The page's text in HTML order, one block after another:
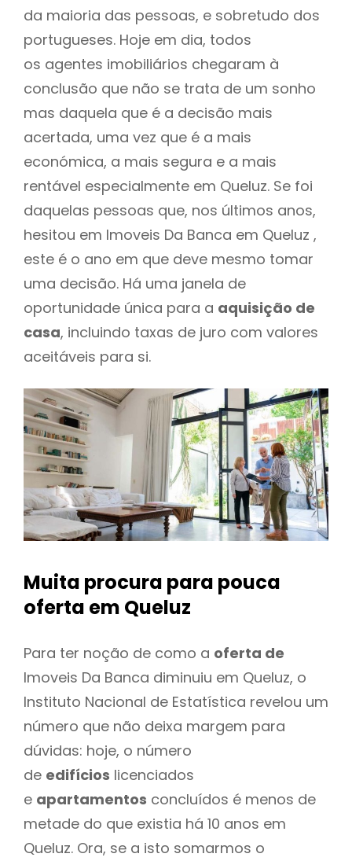
da maioria das pessoas, e sobretudo dos
portugueses. Hoje em dia, todos
os agentes imobiliários chegaram à
conclusão que não se trata de um sonho
mas daquela que é a decisão mais
acertada, uma vez que é a mais
económica, a mais segura e a mais
rentável especialmente em Queluz. Se foi
daquelas pessoas que, nos últimos anos,
hesitou em Imoveis Da Banca em Queluz ,
este é o ano em que deve mesmo tomar
uma decisão. Há uma janela de
oportunidade única para a aquisição de
casa, incluindo taxas de juro com valores
aceitáveis para si.
Muita procura para pouca
oferta em Queluz
Para ter noção de como a oferta de
Imoveis Da Banca diminuiu em Queluz, o
Instituto Nacional de Estatística revelou um
número que não deixa margem para
dúvidas: hoje, o número
de edifícios licenciados
e apartamentos concluídos é menos de
metade do que existia há 10 anos em
Queluz. Ora, se a isto somarmos o